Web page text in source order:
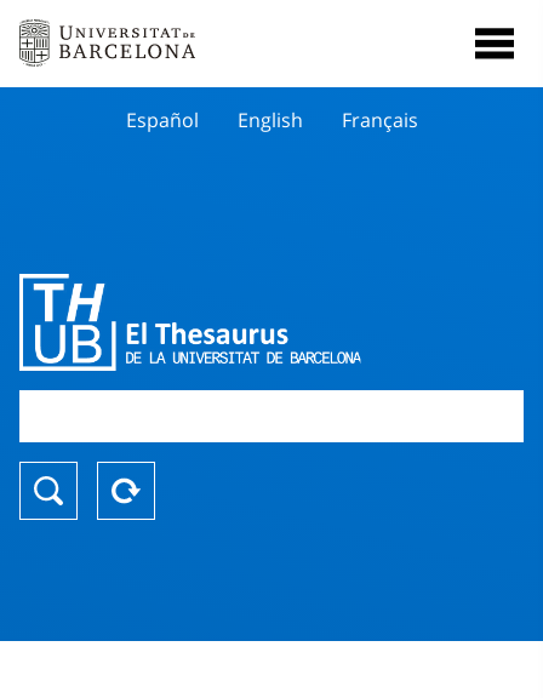
Español English Français